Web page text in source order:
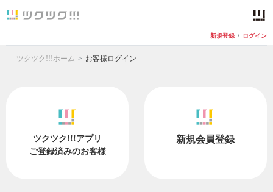
新規登録 / ログイン
ツクツク!!!ホーム お客様ログイン
ツクツク!!!アプリ
ご登録済みのお客様
新規会員登録